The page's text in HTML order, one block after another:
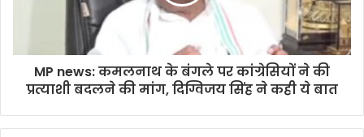
MP news: कमलनाथ के बंगले पर कांग्रेसियों ने की
प्रत्याशी बदलने की मांग, दिग्विजय सिंह ने कही ये बात